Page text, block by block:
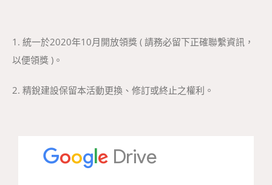
1. 統一於2020年10月開放領獎 ( 請務必留下正確聯繫資訊，
以便領獎 )。
2. 精銳建設保留本活動更換、修訂或終止之權利。